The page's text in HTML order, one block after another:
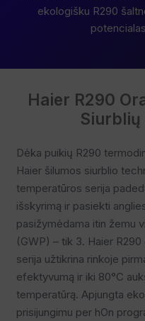
ekologišku R290
Haier R290
Siurblių
Dėka puikių R290
Haier šilumos siurblio
temperatūros serija
išskyrimą ir pasiekti
pasižymėdama itin žemu
(GWP) – tik 3. Haier
serija užtikrina rinkoje
efektyvumą ir iki 80°C
temperatūrą. Apjungta
prisijungimu per hOn